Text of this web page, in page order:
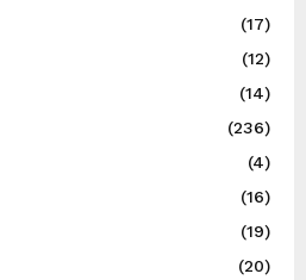
(17)
(12)
(14)
(236)
(4)
(16)
(19)
(20)